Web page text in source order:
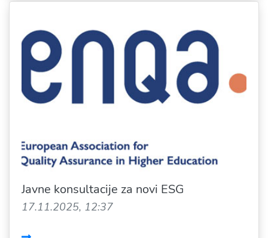
Javne konsultacije za novi ESG
17.11.2025, 12:37